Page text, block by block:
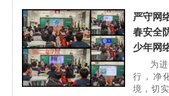
严守网
春安全
少年网
为
行，净
境，切